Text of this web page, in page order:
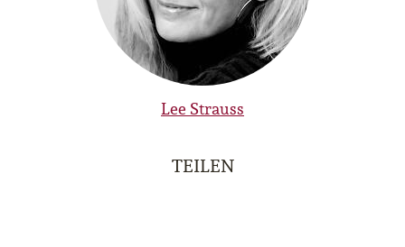
Lee Strauss
TEILEN